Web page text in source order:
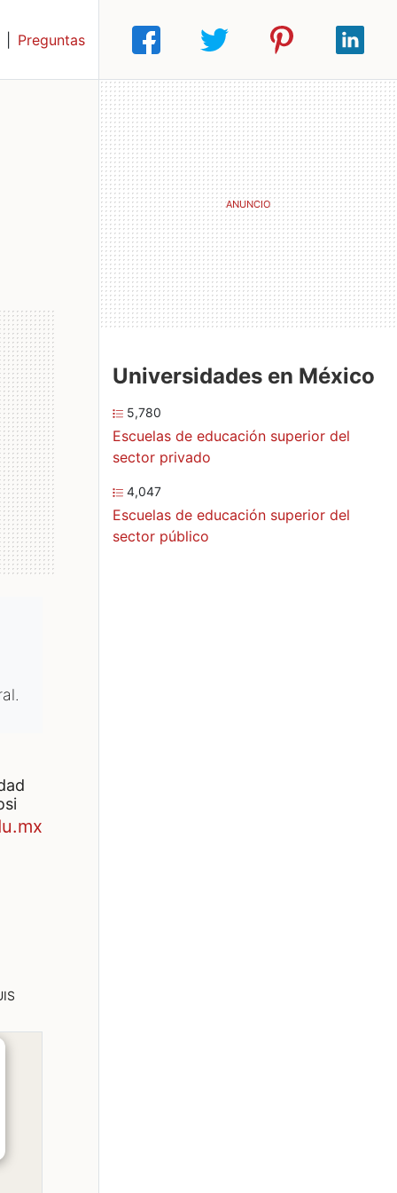
Preguntas
Universidades en México
5,780
Escuelas de educación superior del
sector privado
4,047
Escuelas de educación superior del
sector público